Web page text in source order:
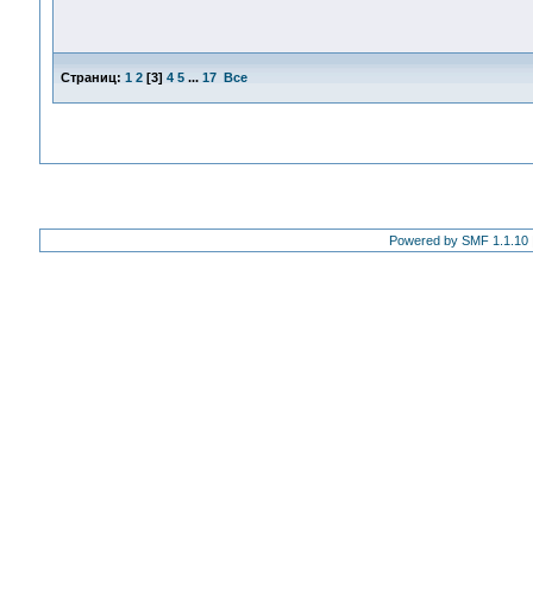
Страниц: 1 2[3] 4 5 ... 17 Все
Powered by SMF 1.1.10